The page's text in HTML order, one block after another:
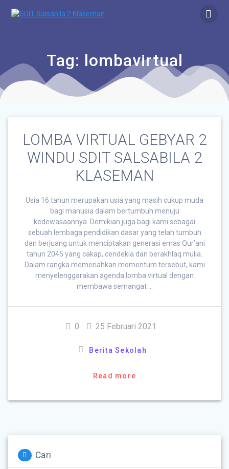
Tag: lombavirtual
LOMBA VIRTUAL GEBYAR 2
WINDU SDIT SALSABILA 2
KLASEMAN
Usia 16 tahun merupakan usia yang masih cukup muda
bagi manusia dalam bertumbuh menuju
kedewasaannya. Demikian juga bagi kami sebagai
sebuah lembaga pendidikan dasar yang telah tumbuh
dan berjuang untuk menciptakan generasi emas Qur’ani
tahun 2045 yang cakap, cendekia dan berakhlaq mulia.
Dalam rangka memeriahkan momentum tersebut, kami
menyelenggarakan agenda lomba virtual dengan
membawa semangat …
0 25 Februari 2021
Berita Sekolah
Read more
Cari